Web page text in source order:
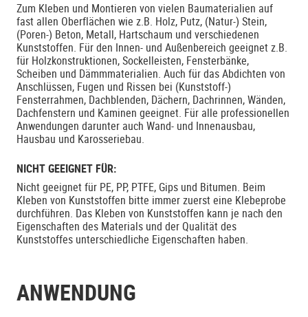
Zum Kleben und Montieren von vielen Baumaterialien auf
fast allen Oberflächen wie z.B. Holz, Putz, (Natur-) Stein,
(Poren-) Beton, Metall, Hartschaum und verschiedenen
Kunststoffen. Für den Innen- und Außenbereich geeignet z.B.
für Holzkonstruktionen, Sockelleisten, Fensterbänke,
Scheiben und Dämmmaterialien. Auch für das Abdichten von
Anschlüssen, Fugen und Rissen bei (Kunststoff-)
Fensterrahmen, Dachblenden, Dächern, Dachrinnen, Wänden,
Dachfenstern und Kaminen geeignet. Für alle professionellen
Anwendungen darunter auch Wand- und Innenausbau,
Hausbau und Karosseriebau.
NICHT GEEIGNET FÜR:
Nicht geeignet für PE, PP, PTFE, Gips und Bitumen. Beim
Kleben von Kunststoffen bitte immer zuerst eine Klebeprobe
durchführen. Das Kleben von Kunststoffen kann je nach den
Eigenschaften des Materials und der Qualität des
Kunststoffes unterschiedliche Eigenschaften haben.
ANWENDUNG